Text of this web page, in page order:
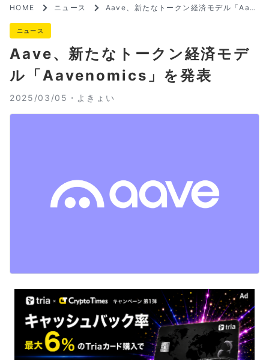
HOME ニュース
Aave、新たなトークン経済モデル「Aav
ニュース
Aave、新たなトークン経済モデ
ル「Aavenomics」を発表
2025/03/05・ よきょい